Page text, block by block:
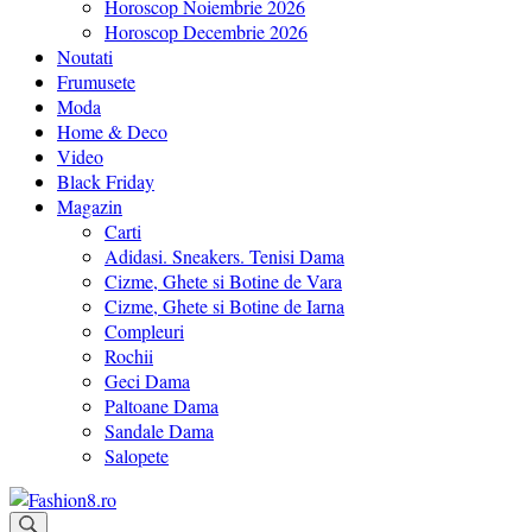
Horoscop Noiembrie 2026
Horoscop Decembrie 2026
Noutati
Frumusete
Moda
Home & Deco
Video
Black Friday
Magazin
Carti
Adidasi. Sneakers. Tenisi Dama
Cizme, Ghete si Botine de Vara
Cizme, Ghete si Botine de Iarna
Compleuri
Rochii
Geci Dama
Paltoane Dama
Sandale Dama
Salopete